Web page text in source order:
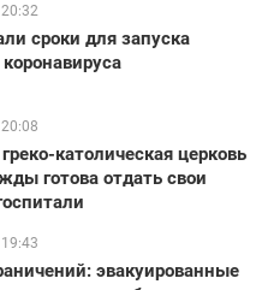
сроки для запуска
католическая церковь
готова отдать свои
эвакуированные